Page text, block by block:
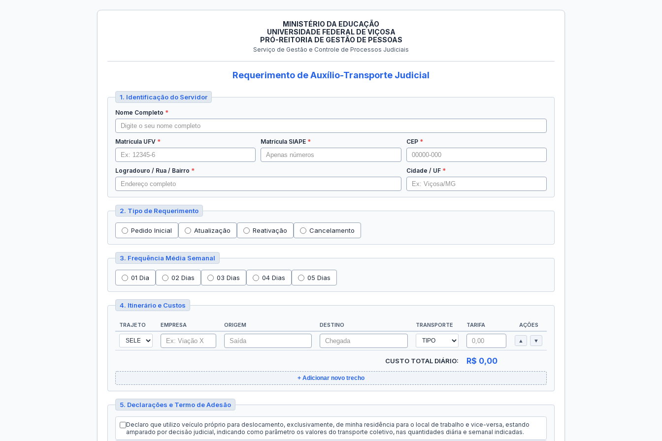
MINISTÉRIO DA EDUCAÇÃO
UNIVERSIDADE FEDERAL DE VIÇOSA
PRÓ-REITORIA DE GESTÃO DE PESSOAS
Serviço de Gestão e Controle de Processos Judiciais
Requerimento de Auxílio-Transporte Judicial
1. Identificação do Servidor
Nome Completo
Matrícula UFV Matrícula SIAPE CEP
Logradouro / Rua / Bairro Cidade / UF
2. Tipo de Requerimento
Pedido Inicial Atualização Reativação Cancelamento
3. Frequência Média Semanal
01 Dia 02 Dias 03 Dias 04 Dias 05 Dias
4. Itinerário e Custos
TRAJETO EMPRESA ORIGEM DESTINO TRANSPORTE TARIFA AÇÕES
▲ ▼
CUSTO TOTAL DIÁRIO: R$ 0,00
+ Adicionar novo trecho
5. Declarações e Termo de Adesão
Declaro que utilizo veículo próprio para deslocamento, exclusivamente, de minha residência para o local de trabalho e vice-versa, estando
amparado por decisão judicial, indicando como parâmetro os valores do transporte coletivo, nas quantidades diária e semanal indicadas.